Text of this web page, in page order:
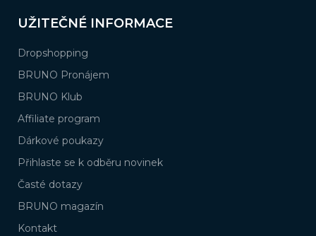
UŽITEČNÉ INFORMACE
Dropshopping
BRUNO Pronájem
BRUNO Klub
Affiliate program
Dárkové poukazy
Přihlaste se k odběru novinek
Časté dotazy
BRUNO magazín
Kontakt